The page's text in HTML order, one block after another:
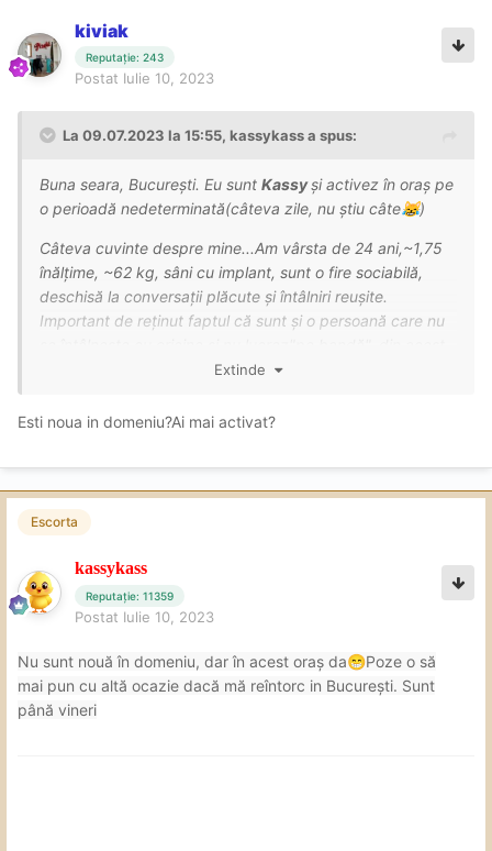
kiviak
Reputație: 243
Postat Iulie 10, 2023
La 09.07.2023 la 15:55, kassykassa spus:
Buna seara, București. Eu sunt Kassyși activez în oraș pe
o perioadă nedeterminată(câteva zile, nu știu câte😹)
Câteva cuvinte despre mine...Am vârsta de 24 ani,~1,75
înălțime, ~62 kg, sâni cu implant, sunt o fire sociabilă,
deschisă la conversații plăcute și întâlniri reușite.
Important de reținut faptul că sunt și o persoană care nu
motiv prioritare sunt programările la oră. Voi avea
desigur o să vă mai scriu aici zilnic
Lucrez doar cu domni maturi!!!
vă rog să menționați timpul ce-l vom petrece împreuna și
să-mi confirmați programarea între 1-2h(cum puteți voi)
Oral n/p
💞normal p
💞 69,cunni
Extinde
Esti noua in domeniu?Ai mai activat?
Escorta
kassykass
Reputație: 11359
Postat Iulie 10, 2023
Nu sunt nouă în domeniu, dar în acest oraș da😁Poze o să
mai pun cu altă ocazie dacă mă reîntorc in București. Sunt
până vineri